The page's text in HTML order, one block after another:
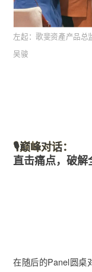
左起：歌斐资產产品总
吴骏
🎙巅峰对话：
直击痛点，破
在随后的Panel圆桌